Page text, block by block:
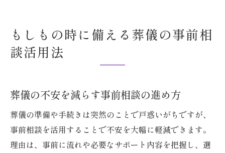
もしもの時に備える葬儀の事前相
談活用法
葬儀の不安を減らす事前相談の進め方
葬儀の準備や手続きは突然のことで戸惑いがちですが、
事前相談を活用することで不安を大幅に軽減できます。
理由は、事前に流れや必要なサポート内容を把握し、選